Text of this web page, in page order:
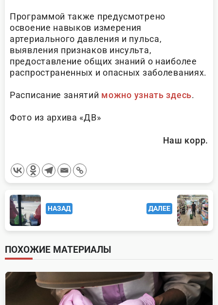
Программой также предусмотрено
освоение навыков измерения
артериального давления и пульса,
выявления признаков инсульта,
предоставление общих знаний о наиболее
распространенных и опасных заболеваниях.
Расписание занятий можно узнать здесь.
Фото из архива «ДВ»
Наш корр.
<span
class="nav-
subtitle
screen-
reader-
text">Page</span>
НАЗАД ДАЛЕЕ
ПОХОЖИЕ МАТЕРИАЛЫ